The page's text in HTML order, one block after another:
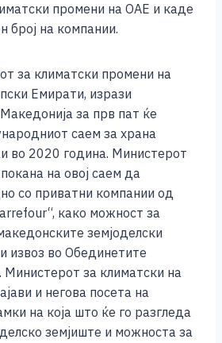
промени на ОАЕ и каде
број на компании.
за климатски промени на
Емирати, изрази
за прв пат ќе
саем за храна
во 2020 година. Министерот
на овој саем да
со приватни компании од
како можност за
земјоделски
извоз во Обединетите
за климатски на
и негова посета на
на која што ќе го разгледа
земјиште и можноста за